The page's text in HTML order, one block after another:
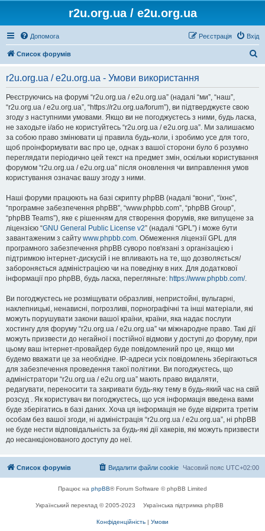
r2u.org.ua / e2u.org.ua
Допомога Вхід
Реєстрація
Список форумів
r2u.org.ua / e2u.org.ua - Умови використання
Реєструючись на форумі “r2u.org.ua / e2u.org.ua” (надалі “ми”, “наш”,
“r2u.org.ua / e2u.org.ua”, “https://r2u.org.ua/forum”), ви підтверджуєте свою
згоду з наступними умовами. Якщо ви не погоджуєтесь з ними, будь ласка,
не заходьте і/або не користуйтесь “r2u.org.ua / e2u.org.ua”. Ми залишаємо
за собою право змінювати ці правила будь-коли, і зробимо усе для того,
щоб проінформувати вас про це, однак з вашої сторони було б розумно
переглядати періодично цей текст на предмет змін, оскільки користування
форумом “r2u.org.ua / e2u.org.ua” після оновлення чи виправлення умов
користування означає вашу згоду з ними.
Наші форуми працюють на базі скрипту phpBB (надалі “вони”, “їхнє”,
“програмне забезпечення phpBB”, “www.phpbb.com”, “phpBB Group”,
“phpBB Teams”), яке є рішенням для створення форумів, яке випущене за
ліцензією “GNU General Public License v2” (надалі “GPL”) і може бути
завантаженим з сайту www.phpbb.com. Обмеження ліцензії GPL для
програмного забезпечення phpBB суворо пов'язані з організацією і
підтримкою інтернет-дискусій і не впливають на те, що дозволяється/
забороняється адміністрацією чи на поведінку в них. Для додаткової
інформації про phpBB, будь ласка, перегляньте: https://www.phpbb.com/.
Ви погоджуєтесь не розміщувати образливі, непристойні, вульгарні,
наклепницькі, ненависні, погрозливі, порнографічні та інші матеріали, які
можуть порушувати закони вашої країни, країни, яка надає послуги
хостингу для форуму “r2u.org.ua / e2u.org.ua” чи міжнародне право. Такі дії
можуть призвести до негайної і постійної відмови у доступі до форуму, при
цьому ваш інтернет-провайдер буде повідомлений про це, якщо ми
будемо вважати це за необхідне. IP-адреси усіх повідомлень зберігаються
для забезпечення проведення такої політики. Ви погоджуєтесь, що
адміністратори “r2u.org.ua / e2u.org.ua” мають право видаляти,
редагувати, переносити та закривати будь-яку тему в будь-який час на свій
розсуд . Як користувач ви погоджуєтесь, що уся інформація введена вами
буде зберігатись в базі даних. Хоча ця інформація не буде відкрита третім
особам без вашої згоди, ні адміністрація “r2u.org.ua / e2u.org.ua”, ні phpBB
не буде нести відповідальність за будь-які дії хакерів, які можуть призвести
до несанкціонованого доступу до неї.
Список форумів Часовий пояс UTC+02:00
Видалити файли cookie
Працює на phpBB® Forum Software © phpBB Limited
Український переклад © 2005-2023 Українська підтримка phpBB
Конфіденційність | Умови